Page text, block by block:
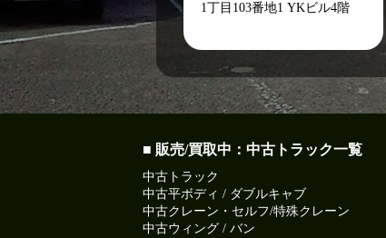
1丁目103番地1 YKビル4階
■ 販売/買取中：中古トラック一覧
中古トラック
中古平ボディ / ダブルキャブ
中古クレーン・セルフ/特殊クレーン
中古ウィング / バン